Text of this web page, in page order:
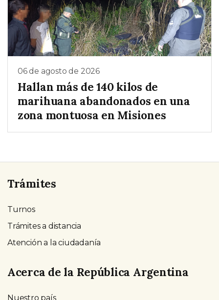
06 de agosto de 2026
Hallan más de 140 kilos de
marihuana abandonados en una
zona montuosa en Misiones
Trámites
Turnos
Trámites a distancia
Atención a la ciudadanía
Acerca de la República Argentina
Nuestro país